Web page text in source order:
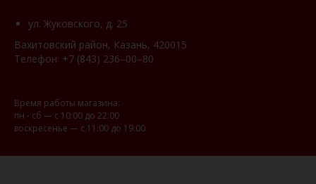
ул. Жуковского, д. 25
Вахитовский район, Казань, 420015
Телефон: +7 (843) 236‒00‒80
Время работы магазина:
пн - сб — с 10:00 до 22:00
воскресенье — с 11:00 до 19:00